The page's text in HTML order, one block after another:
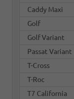
Caddy Maxi
Golf
Golf Variant
Passat Variant
T-Cross
T-Roc
T7 California